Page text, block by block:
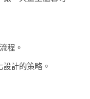
程。
計的策略。